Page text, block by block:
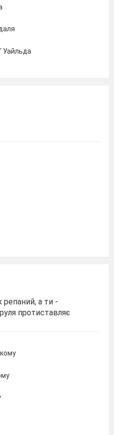
Уайльда
а ти -
протиставляє